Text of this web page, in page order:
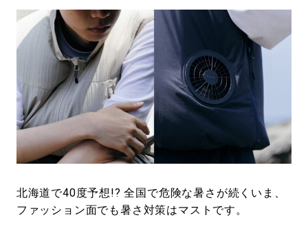
#NEW VINTAGE #マイナーグッド図鑑
#路地裏てぃーん。 #MONTHLY JOURNAL
#GH 銘品の所以 #フイナムのYouTube
#Commune H #FOCUS IT #AH.H
#ととけん #FASHION #MUSIC #MOVIE
#LIFESTYLE #SNEAKER
#SPORTS #HANDSOME HANDBOOK
北海道で40度予想!? 全国で危険な暑さが続くいま、
ファッション面でも暑さ対策はマストです。